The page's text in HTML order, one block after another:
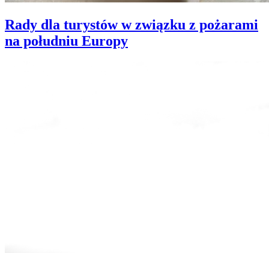
Rady dla turystów w związku z pożarami
na południu Europy